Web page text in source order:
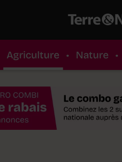
Agriculture • Nature •